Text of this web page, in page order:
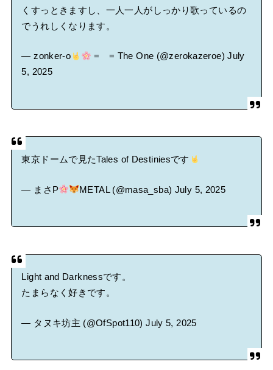
くすっときますし、一人一人がしっかり歌っているの
でうれしくなります。
— zonker-o = = The One (@zerokazeroe)July
5, 2025
東京ドームで見たTales of Destiniesです
— まさP METAL (@masa_sba) July 5, 2025
Light and Darknessです。
たまらなく好きです。
— タヌキ坊主 (@OfSpot110)July 5, 2025